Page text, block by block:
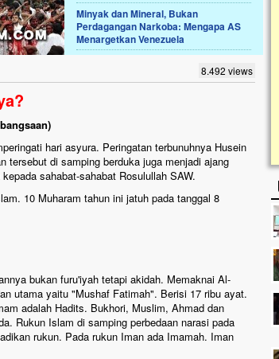
Minyak dan Mineral, Bukan
Perdagangan Narkoba: Mengapa AS
Menargetkan Venezuela
8.492 views
hari asyura. Peringatan terbunuhnya Husein
tersebut di samping berduka juga menjadi ajang
sahabat-sahabat Rosulullah SAW.
10 Muharam tahun ini jatuh pada tanggal 8
bukan furu'iyah tetapi akidah. Memaknai Al-
utama yaitu "Mushaf Fatimah". Berisi 17 ribu ayat.
adalah Hadits. Bukhori, Muslim, Ahmad dan
Rukun Islam di samping perbedaan narasi pada
rukun. Pada rukun Iman ada Imamah. Iman
Lima Tahun Mangkrak, Masjid di
Pelosok ini Mengenaskan. Ayo Bantu.!!
Nasib masjid di Kampung Cilumbu ini sungguh
mengenaskan. Lima tahun mangkrak, kini nyaris